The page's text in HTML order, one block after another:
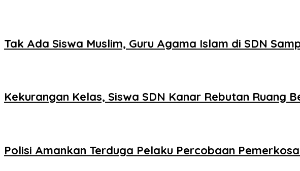
Tak Ada Siswa Muslim, Guru Agama Islam di SDN
Kekurangan Kelas, Siswa SDN Kanar Rebutan Ruang
Polisi Amankan Terduga Pelaku Percobaan